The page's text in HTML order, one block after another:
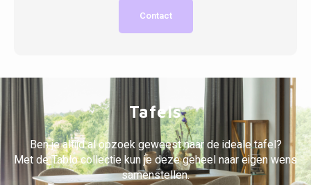
Contact
Tafels
Ben je altijd al opzoek geweest naar de ideale tafel?
Met de Tablo collectie kun je deze geheel naar eigen wens
samenstellen.